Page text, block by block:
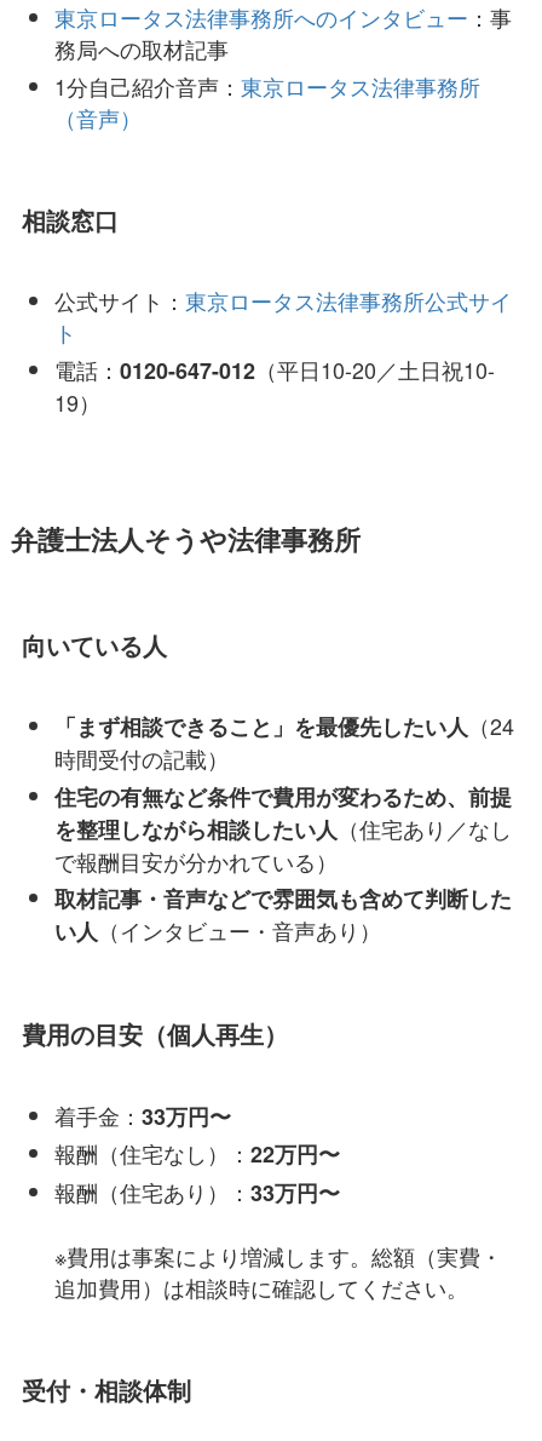
東京ロータス法律事務所へのインタビュー ：事
務局への取材記事
1分自己紹介音声： 東京ロータス法律事務所
（音声）
相談窓口
公式サイト： 東京ロータス法律事務所公式サイ
ト
電話： 0120-647-012（平日10-20／土日祝10-
19）
弁護士法人そうや法律事務所
向いている人
「まず相談できること」を最優先したい人 （24
時間受付の記載）
住宅の有無など条件で費用が変わるため、前提
を整理しながら相談したい人 （住宅あり／なし
で報酬目安が分かれている）
取材記事・音声などで雰囲気も含めて判断した
い人 （インタビュー・音声あり）
費用の目安（個人再生）
着手金： 33万円〜
報酬（住宅なし）： 22万円〜
報酬（住宅あり）： 33万円〜
※費用は事案により増減します。総額（実費・
追加費用）は相談時に確認してください。
受付・相談体制